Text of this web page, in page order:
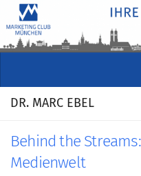
VERANSTALTUNGEN
Rückblicke
Veranstaltungsformate
DR. MARC EBEL
Behind the
Medienwelt